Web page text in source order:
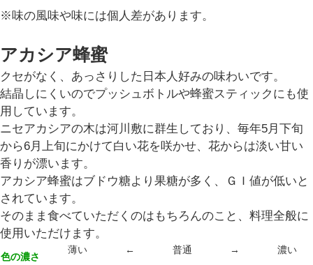
※味の風味や味には個人差があります。
アカシア蜂蜜
クセがなく、あっさりした日本人好みの味わいです。
結晶しにくいのでプッシュボトルや蜂蜜スティックにも使
用しています。
ニセアカシアの木は河川敷に群生しており、毎年5月下旬
から6月上旬にかけて白い花を咲かせ、花からは淡い甘い
香りが漂います。
アカシア蜂蜜はブドウ糖より果糖が多く、ＧＩ値が低いと
されています。
そのまま食べていただくのはもちろんのこと、料理全般に
使用いただけます。
色の濃さ
薄い ← 普通 → 濃い